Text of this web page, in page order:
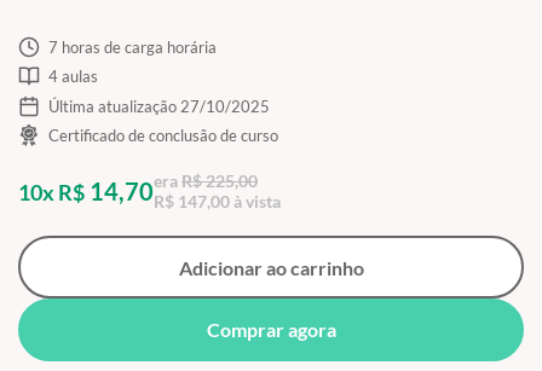
7 horas de carga horária
4 aulas
Última atualização 27/10/2025
Certificado de conclusão de curso
10x R$ 14,70eraR$ 225,00
R$ 147,00 à vista
Adicionar ao carrinho
Comprar agora